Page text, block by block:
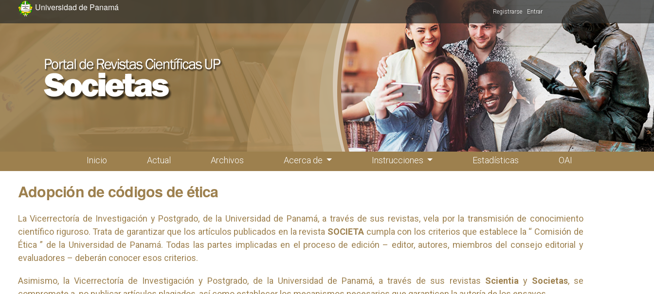
Ir al menú de navegación principal
Ir al contenido principal
Ir al pie de página del sitio
Universidad de Panamá Registrarse Entrar
Menú principal
Inicio Actual Archivos Acerca de Instrucciones Estadísticas OAI
Adopción de códigos de ética
La Vicerrectoría de Investigación y Postgrado, de la Universidad de Panamá, a través de sus revistas, vela por la transmisión de conocimiento
científico riguroso. Trata de garantizar que los artículos publicados en la revista SOCIETA cumpla con los criterios que establece la “ Comisión de
Ética ” de la Universidad de Panamá. Todas las partes implicadas en el proceso de edición – editor, autores, miembros del consejo editorial y
evaluadores – deberán conocer esos criterios.
Asimismo, la Vicerrectoría de Investigación y Postgrado, de la Universidad de Panamá, a través de sus revistas Scientia y Societas, se